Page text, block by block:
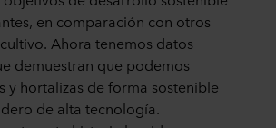
en comparación con otros
Ahora tenemos datos
demuestran que podemos
y hortalizas de forma sostenible
de alta tecnología.